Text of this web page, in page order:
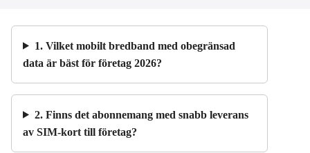
1. Vilket mobilt bredband med obegränsad
data är bäst för företag 2026?
2. Finns det abonnemang med snabb leverans
av SIM-kort till företag?